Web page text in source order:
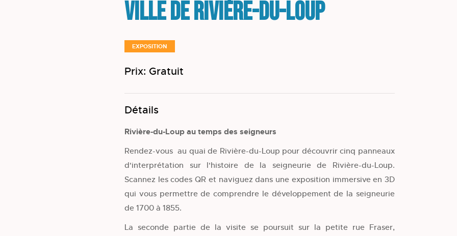
Ville de Rivière-du-Loup
EXPOSITION
Prix: Gratuit
Détails
Rivière-du-Loup au temps des seigneurs
Rendez-vous au quai de Rivière-du-Loup pour découvrir cinq panneaux
d'interprétation sur l'histoire de la seigneurie de Rivière-du-Loup.
Scannez les codes QR et naviguez dans une exposition immersive en 3D
qui vous permettre de comprendre le développement de la seigneurie
de 1700 à 1855.
La seconde partie de la visite se poursuit sur la petite rue Fraser,